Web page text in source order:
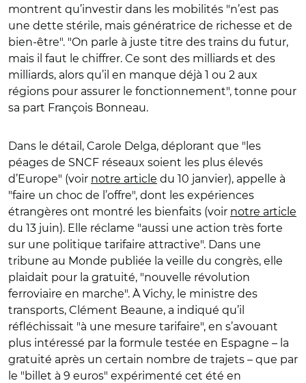
montrent qu’investir dans les mobilités "n’est pas
une dette stérile, mais génératrice de richesse et de
bien-être". "On parle à juste titre des trains du futur,
mais il faut le chiffrer. Ce sont des milliards et des
milliards, alors qu’il en manque déjà 1 ou 2 aux
régions pour assurer le fonctionnement", tonne pour
sa part François Bonneau.
Dans le détail, Carole Delga, déplorant que "les
péages de SNCF réseaux soient les plus élevés
d’Europe" (voir notre article du 10 janvier), appelle à
"faire un choc de l’offre", dont les expériences
étrangères ont montré les bienfaits (voir notre article
du 13 juin). Elle réclame "aussi une action très forte
sur une politique tarifaire attractive". Dans une
tribune au Monde publiée la veille du congrès, elle
plaidait pour la gratuité, "nouvelle révolution
ferroviaire en marche". À Vichy, le ministre des
transports, Clément Beaune, a indiqué qu’il
réfléchissait "à une mesure tarifaire", en s’avouant
plus intéressé par la formule testée en Espagne – la
gratuité après un certain nombre de trajets – que par
le "billet à 9 euros" expérimenté cet été en